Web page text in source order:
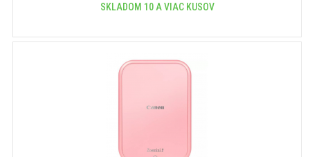
SKLADOM 10 A VIAC KUSOV